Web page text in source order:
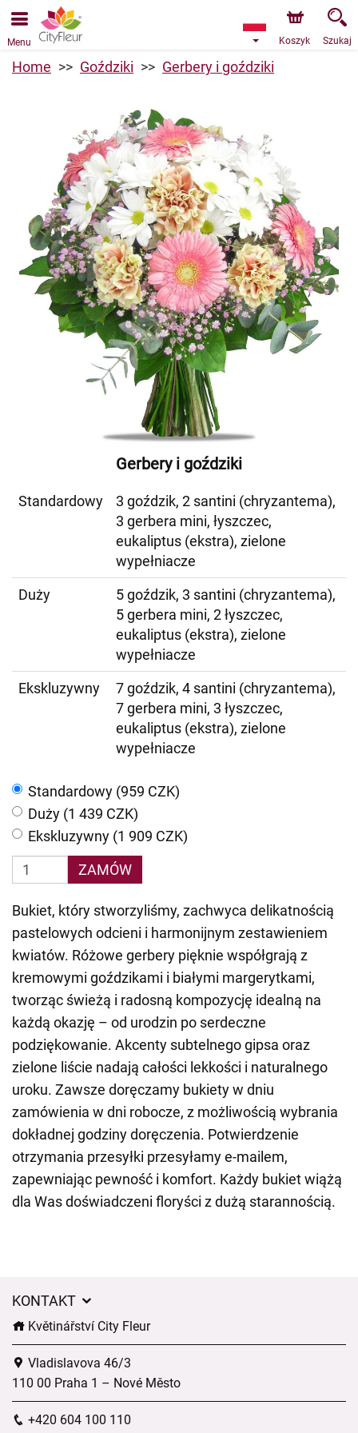
Przyjmujemy zamówienia za pośrednictwem naszego
sklepu internetowego. Najbliższy możliwy termin dostawy
to 09.08.2026 z powodu urlopu.
Menu Koszyk Szukaj
Home Goździki Gerbery i goździki
Gerbery i goździki
Standardowy
3 goździk, 2 santini (chryzantema),
3 gerbera mini, łyszczec,
eukaliptus (ekstra), zielone
wypełniacze
Duży
5 goździk, 3 santini (chryzantema),
5 gerbera mini, 2 łyszczec,
eukaliptus (ekstra), zielone
wypełniacze
Ekskluzywny
7 goździk, 4 santini (chryzantema),
7 gerbera mini, 3 łyszczec,
eukaliptus (ekstra), zielone
wypełniacze
Standardowy (959 CZK)
Duży (1 439 CZK)
Ekskluzywny (1 909 CZK)
ZAMÓW
Bukiet, który stworzyliśmy, zachwyca delikatnością
pastelowych odcieni i harmonijnym zestawieniem
kwiatów. Różowe gerbery pięknie współgrają z
kremowymi goździkami i białymi margerytkami,
tworząc świeżą i radosną kompozycję idealną na
każdą okazję – od urodzin po serdeczne
podziękowanie. Akcenty subtelnego gipsa oraz
zielone liście nadają całości lekkości i naturalnego
uroku. Zawsze doręczamy bukiety w dniu
zamówienia w dni robocze, z możliwością wybrania
dokładnej godziny doręczenia. Potwierdzenie
otrzymania przesyłki przesyłamy e-mailem,
zapewniając pewność i komfort. Każdy bukiet wiążą
dla Was doświadczeni floryści z dużą starannością.
KONTAKT
Květinářství City Fleur
Vladislavova 46/3
110 00 Praha 1 – Nové Město
+420 604 100 110